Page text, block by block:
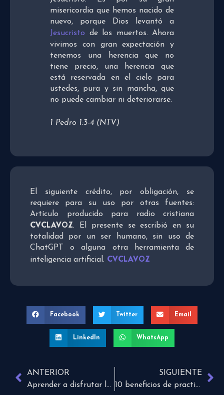
misericordia que hemos nacido de
nuevo, porque Dios levantó a
Jesucristo de los muertos. Ahora
vivimos con gran expectación y
tenemos una herencia que no
tiene precio, una herencia que
está reservada en el cielo para
ustedes, pura y sin mancha, que
no puede cambiar ni deteriorarse.
1 Pedro 1:3-4 (NTV)
El siguiente crédito, por obligación, se
requiere para su uso por otras fuentes:
Artículo producido para radio cristiana
CVCLAVOZ. El presente se escribió en su
totalidad por un ser humano, sin uso de
ChatGPT o alguna otra herramienta de
inteligencia artificial. CVCLAVOZ
Facebook Twitter Email
LinkedIn WhatsApp
ANTERIOR
Aprender a disfrutar la vida a pesar de las circunstancias
SIGUIENTE
10 beneficios de practicar la gratitud todos los días